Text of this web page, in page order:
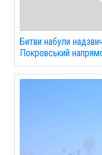
Битви набули
Покровський